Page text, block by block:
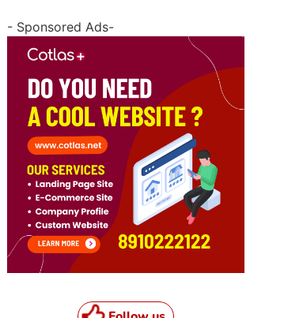
- Sponsored Ads-